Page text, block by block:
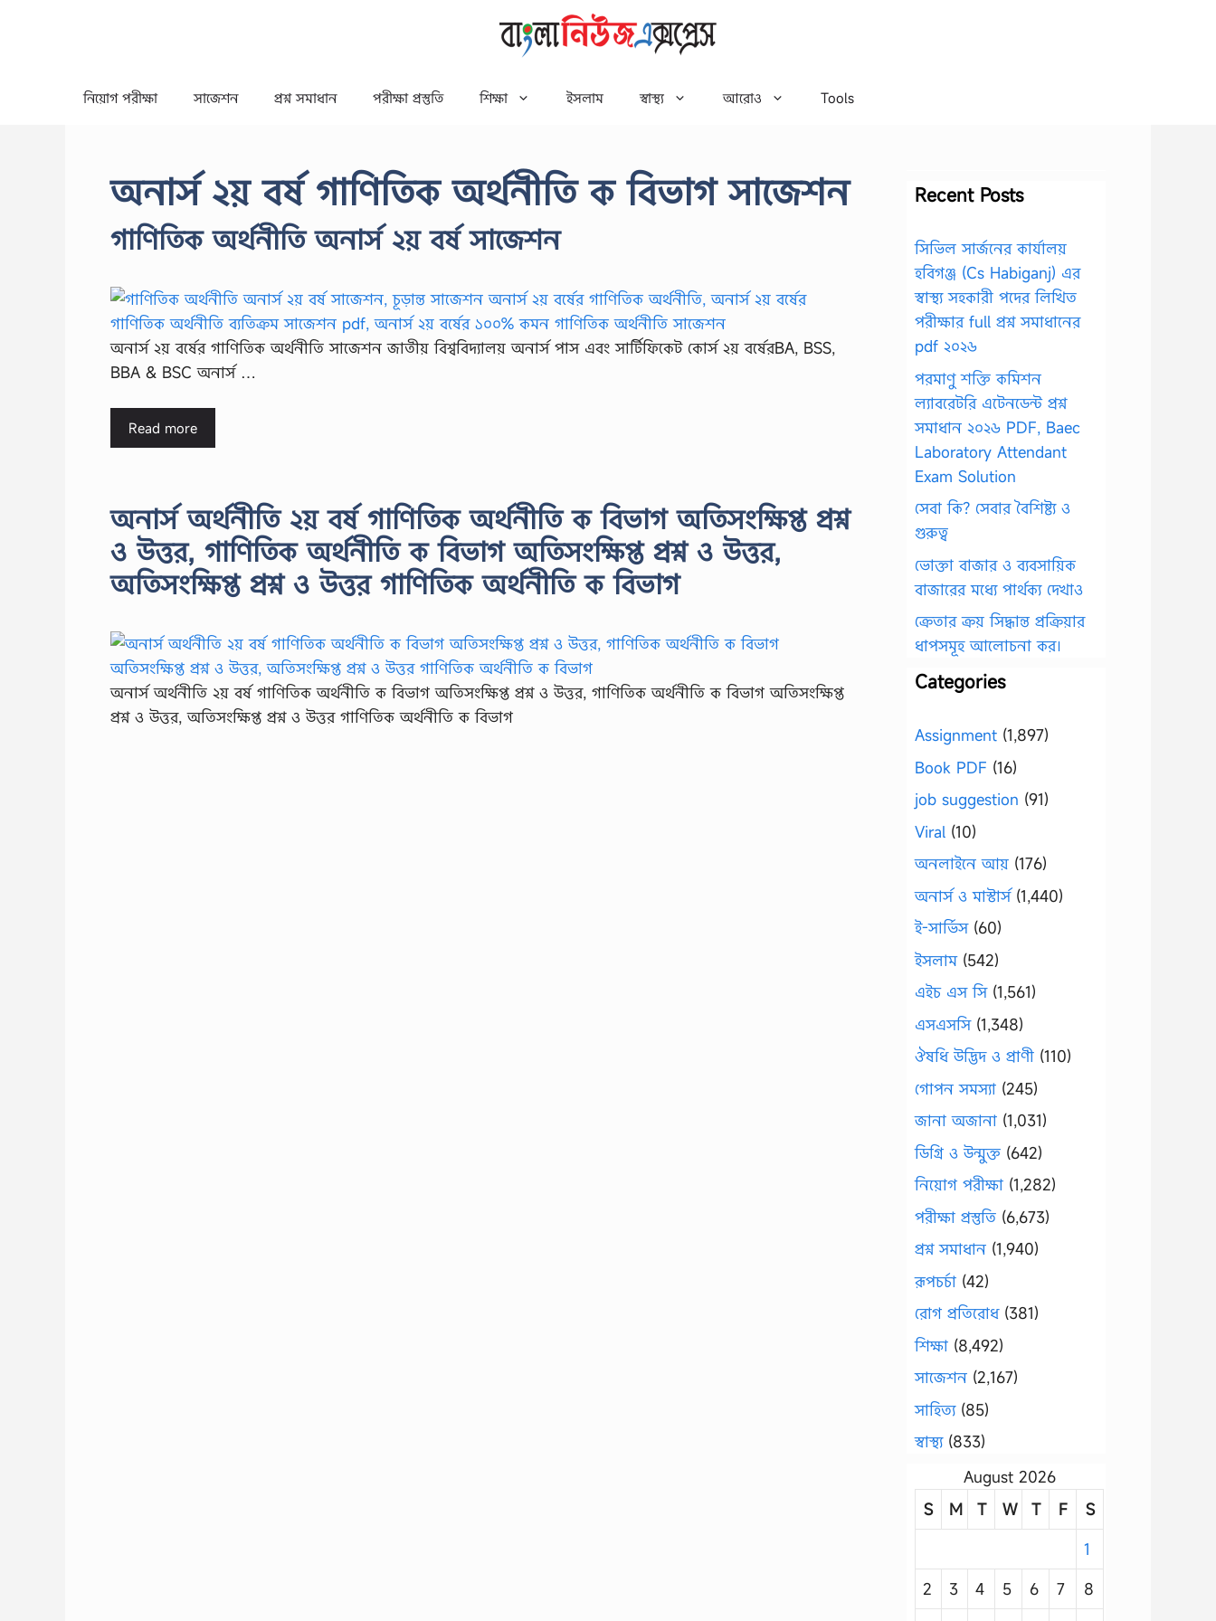
নিয়োগ পরীক্ষা সাজেশন প্রশ্ন সমাধান পরীক্ষা প্রস্তুতি শিক্ষা ইসলাম স্বাস্থ্য আরোও Tools
অনার্স ২য় বর্ষ গাণিতিক অর্থনীতি ক বিভাগ সাজেশন
গাণিতিক অর্থনীতি অনার্স ২য় বর্ষ সাজেশন
অনার্স ২য় বর্ষের গাণিতিক অর্থনীতি সাজেশন জাতীয় বিশ্ববিদ্যালয় অনার্স পাস এবং সার্টিফিকেট কোর্স ২য় বর্ষেরBA, BSS,
BBA & BSC অনার্স …
Read more
অনার্স অর্থনীতি ২য় বর্ষ গাণিতিক অর্থনীতি ক বিভাগ অতিসংক্ষিপ্ত প্রশ্ন
ও উত্তর, গাণিতিক অর্থনীতি ক বিভাগ অতিসংক্ষিপ্ত প্রশ্ন ও উত্তর,
অতিসংক্ষিপ্ত প্রশ্ন ও উত্তর গাণিতিক অর্থনীতি ক বিভাগ
অনার্স অর্থনীতি ২য় বর্ষ গাণিতিক অর্থনীতি ক বিভাগ অতিসংক্ষিপ্ত প্রশ্ন ও উত্তর, গাণিতিক অর্থনীতি ক বিভাগ অতিসংক্ষিপ্ত
প্রশ্ন ও উত্তর, অতিসংক্ষিপ্ত প্রশ্ন ও উত্তর গাণিতিক অর্থনীতি ক বিভাগ
Recent Posts
সিভিল সার্জনের কার্যালয়
হবিগঞ্জ (Cs Habiganj) এর
স্বাস্থ্য সহকারী পদের লিখিত
পরীক্ষার full প্রশ্ন সমাধানের
pdf ২০২৬
পরমাণু শক্তি কমিশন
ল্যাবরেটরি এটেনডেন্ট প্রশ্ন
সমাধান ২০২৬ PDF, Baec
Laboratory Attendant
Exam Solution
সেবা কি? সেবার বৈশিষ্ট্য ও
গুরুত্ব
ভোক্তা বাজার ও ব্যবসায়িক
বাজারের মধ্যে পার্থক্য দেখাও
ক্রেতার ক্রয় সিদ্ধান্ত প্রক্রিয়ার
ধাপসমূহ আলোচনা কর।
Categories
Assignment (1,897)
Book PDF (16)
job suggestion (91)
Viral (10)
অনলাইনে আয় (176)
অনার্স ও মাস্টার্স(1,440)
ই-সার্ভিস(60)
ইসলাম(542)
এইচ এস সি(1,561)
এসএসসি(1,348)
ঔষধি উদ্ভিদ ও প্রাণী (110)
গোপন সমস্যা (245)
জানা অজানা (1,031)
ডিগ্রি ও উন্মুক্ত (642)
নিয়োগ পরীক্ষা (1,282)
পরীক্ষা প্রস্তুতি (6,673)
প্রশ্ন সমাধান (1,940)
রূপচর্চা (42)
রোগ প্রতিরোধ(381)
শিক্ষা (8,492)
সাজেশন (2,167)
সাহিত্য(85)
স্বাস্থ্য(833)
August 2026
S
M T W T F
S
1
2
3 4 5 6 7
8